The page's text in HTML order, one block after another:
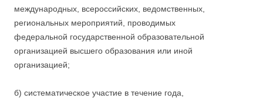
международных, всероссийских, ведомственных,
региональных мероприятий, проводимых
федеральной государственной образовательной
организацией высшего образования или иной
организацией;
б) систематическое участие в течение года,